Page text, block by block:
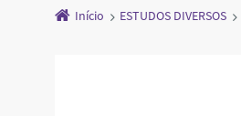
Início ESTUDOS DIVERSOS